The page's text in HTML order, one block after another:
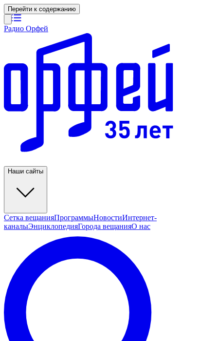
Перейти к содержанию
Радио Орфей
Наши сайты
Сетка вещанияПрограммыНовостиИнтернет-
каналыЭнциклопедияГорода вещанияО нас